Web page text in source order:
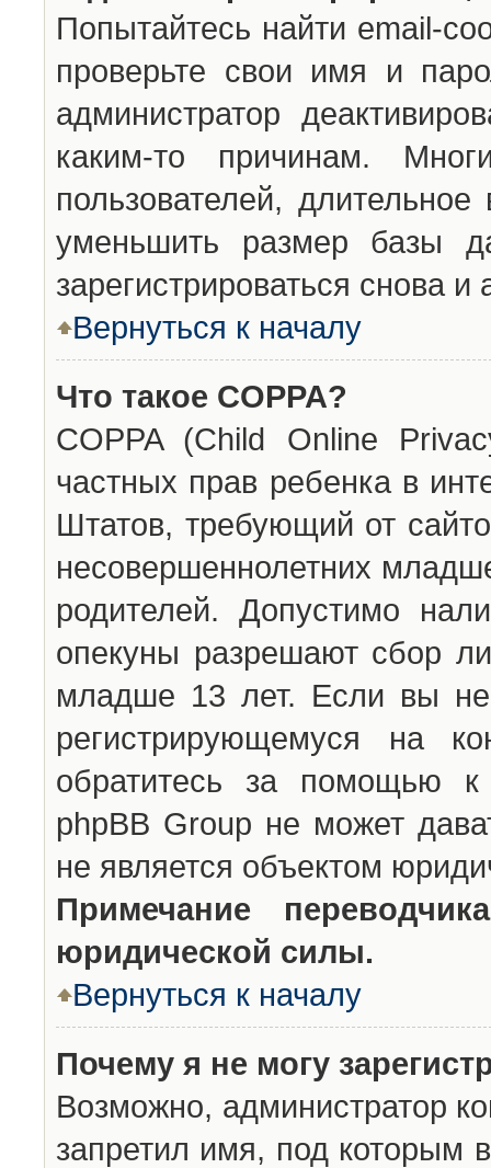
Попытайтесь найти email-
проверьте свои имя и
администратор
каким-то причинам.
пользователей,
уменьшить размер базы
зарегистрироваться снова и
Вернуться к началу
Что такое COPPA?
COPPA (Child Online
частных прав ребенка в
Штатов, требующий от
несовершеннолетних
родителей. Допустимо
опекуны разрешают сбор
младше 13 лет. Если вы
регистрирующемуся на
обратитесь за помощью к
phpBB Group не может
не является объектом
Примечание
юридической силы.
Вернуться к началу
Почему я не могу
Возможно, администратор
запретил имя, под которым